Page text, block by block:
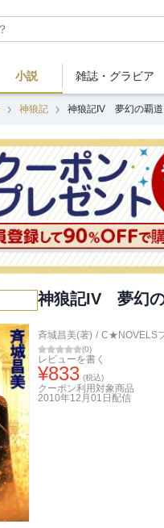
小説 雑誌・ グラビア
神狼記 神狼記IV 夢幻の覇道
神狼記IV 夢幻
斉城昌美(著) / C★NOVELS
(0)
レビューを書く
¥833 (税込)
クーポン利用対象商品
2010年12月01日 配信